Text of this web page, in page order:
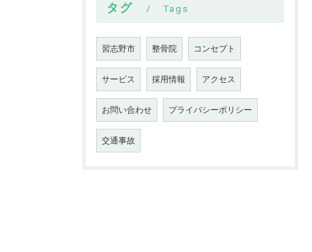
タグ Tags
習志野市 整骨院 コンセプト
サービス 採用情報 アクセス
お問い合わせ プライバシーポリシー
交通事故